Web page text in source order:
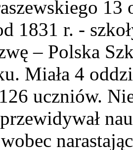
13
1831 r. -
– Polska
Miała 4
uczniów.